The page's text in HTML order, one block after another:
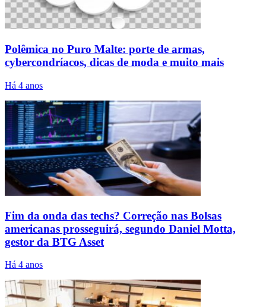
Polêmica no Puro Malte: porte de armas,
cybercondríacos, dicas de moda e muito mais
Há 4 anos
Fim da onda das techs? Correção nas Bolsas
americanas prosseguirá, segundo Daniel Motta,
gestor da BTG Asset
Há 4 anos